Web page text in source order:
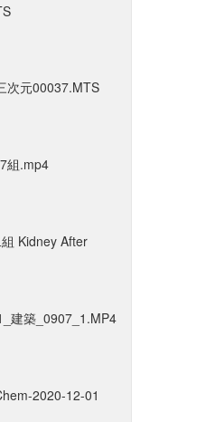
次元00037.MTS
組.mp4
Kidney After
建築_0907_1.MP4
2020-12-01